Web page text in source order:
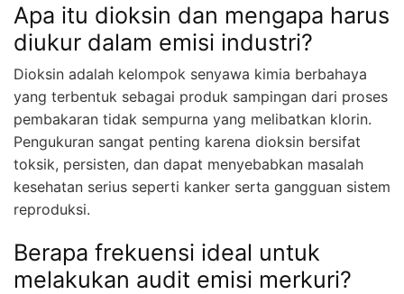
Apa itu dioksin dan mengapa harus
diukur dalam emisi industri?
Dioksin adalah kelompok senyawa kimia berbahaya
yang terbentuk sebagai produk sampingan dari proses
pembakaran tidak sempurna yang melibatkan klorin.
Pengukuran sangat penting karena dioksin bersifat
toksik, persisten, dan dapat menyebabkan masalah
kesehatan serius seperti kanker serta gangguan sistem
reproduksi.
Berapa frekuensi ideal untuk
melakukan audit emisi merkuri?